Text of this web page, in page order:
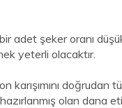
adet şeker oranı
yeterli olacaktır.
karışımını
olan dana